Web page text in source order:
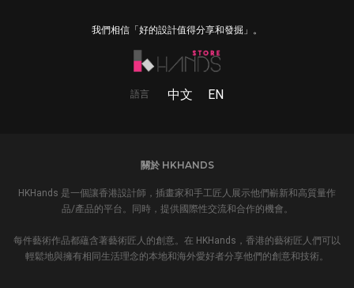
我們相信「好的設計值得分享和發掘」。
語言 中文 EN
關於 HKHANDS
HKHands 是一個讓香港設計師，插畫家和手工匠人展示他們嶄新和高質量作
品/產品的平台。同時，提供國際性交流和合作的機會。
每件藝術作品都蘊含著藝術匠人的創意。在 HKHands，香港的藝術匠人們可以
輕鬆地與擁有相同生活理念的本地和海外愛好者分享他們的創意和技術。